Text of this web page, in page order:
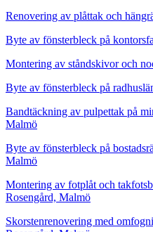
Renovering av plåttak och
Byte av fönsterbleck på
Montering av ståndskivor och
Byte av fönsterbleck på
Bandtäckning av pulpettak på
Malmö
Byte av fönsterbleck på
Malmö
Montering av fotplåt och
Rosengård, Malmö
Skorstenrenovering med